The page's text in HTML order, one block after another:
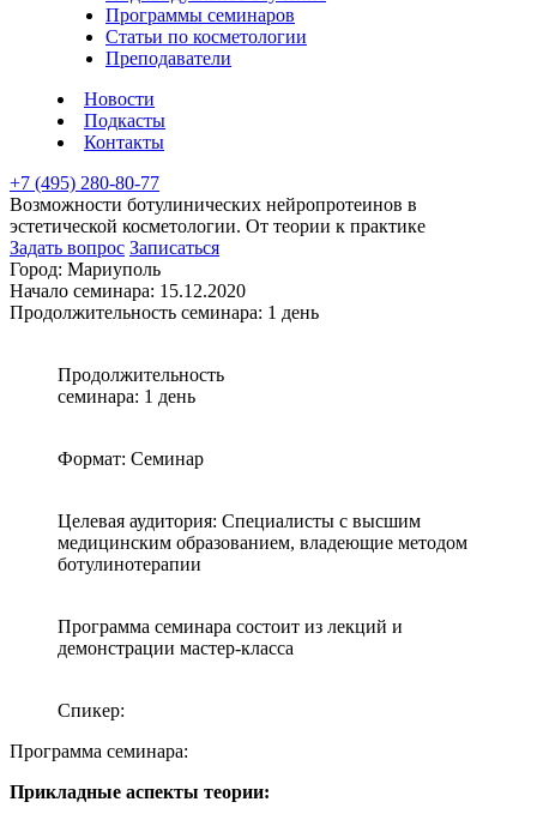
Программы семинаров
Статьи по косметологии
Преподаватели
Новости
Подкасты
Контакты
+7 (495) 280-80-77
Возможности ботулинических нейропротеинов в
эстетической косметологии. От теории к практике
Задать вопрос Записаться
Город: Мариуполь
Начало семинара: 15.12.2020
Продолжительность семинара: 1 день
Продолжительность
семинара: 1 день
Формат: Семинар
Целевая аудитория: Специалисты с высшим
медицинским образованием, владеющие методом
ботулинотерапии
Программа семинара состоит из лекций и
демонстрации мастер-класса
Спикер:
Программа семинара:
Прикладные аспекты теории: